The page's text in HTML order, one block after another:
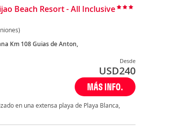
Beach Resort - All Inclusive
Km 108 Guias de Anton,
Desde
USD240
MÁS INFO.
en una extensa playa de Playa Blanca,